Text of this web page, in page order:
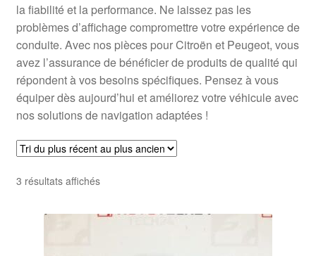
la fiabilité et la performance. Ne laissez pas les
problèmes d’affichage compromettre votre expérience de
conduite. Avec nos pièces pour Citroën et Peugeot, vous
avez l’assurance de bénéficier de produits de qualité qui
répondent à vos besoins spécifiques. Pensez à vous
équiper dès aujourd’hui et améliorez votre véhicule avec
nos solutions de navigation adaptées !
3 résultats affichésTrié
plus